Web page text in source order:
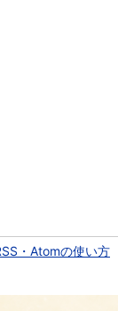
・Atomの使い方